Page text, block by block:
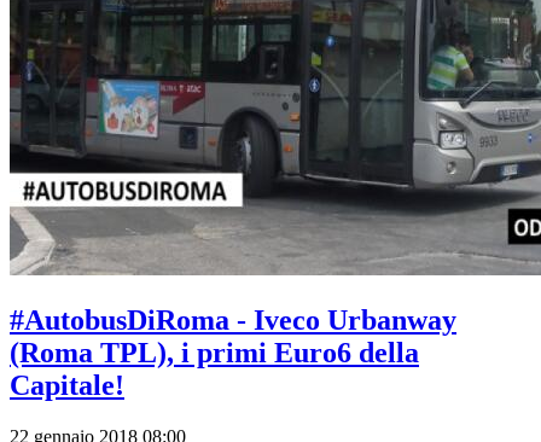
#AutobusDiRoma - Iveco Urbanway
(Roma TPL), i primi Euro6 della
Capitale!
22 gennaio 2018 08:00